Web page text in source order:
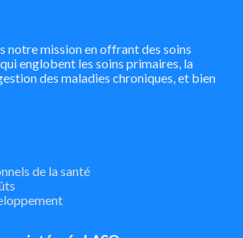
notre mission en offrant des soins
englobent les soins primaires, la
des maladies chroniques, et bien
de la santé